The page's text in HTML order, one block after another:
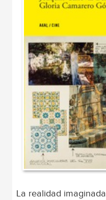
La realidad imaginada